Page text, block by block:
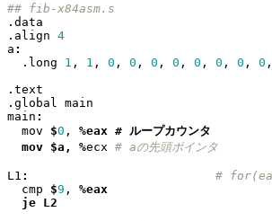
## fib-x84asm.s
.data
.align 4
a :
.long
1 , 1 , 0 , 0 , 0 , 0 , 0 , 0 , 0 , 0 ,
.text
.global
main
main :
mov
$0 ,
  mov $a, %
ecx # aの先頭ポインタ
L1 :
#
cmp
$9 ,